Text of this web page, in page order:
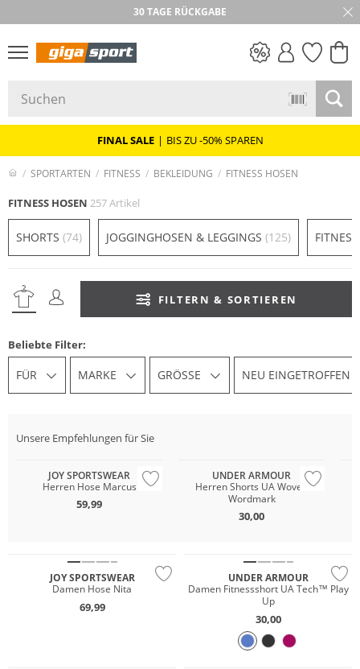
★★★★★ 4,8 / 5,0 STERNE
30 TAGE RÜCKGABE
FINAL SALE | BIS ZU -50% SPAREN
SPORTARTEN FITNESS BEKLEIDUNG FITNESS HOSEN
FITNESS HOSEN 257 Artikel
SHORTS (74) JOGGINGHOSEN & LEGGINGS (125)
FILTERN & SORTIEREN
Beliebte Filter:
FÜR MARKE GRÖSSE NEU EINGETROFFEN
Unsere Empfehlungen für Sie
Große Größen
JOY SPORTSWEAR
Herren Hose Marcus
59,99
UNDER ARMOUR
Herren Shorts UA Woven
Wordmark
30,00
JOY SPORTSWEAR
Damen Hose Nita
69,99
UNDER ARMOUR
Damen Fitnessshort UA Tech™ Play
Up
30,00
Große Größen